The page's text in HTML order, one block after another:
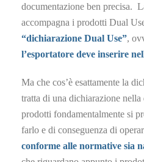
documentazione ben precisa.
accompagna i prodotti Dual
“dichiarazione Dual Use”,
l’esportatore deve inserire
Ma che cos’è esattamente la
tratta di una dichiarazione
prodotti fondamentalmente si
farlo e di conseguenza di
conforme alle normative sia